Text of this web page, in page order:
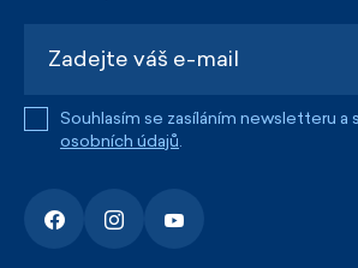
Souhlasím se zasíláním newsletteru a
osobních údajů.